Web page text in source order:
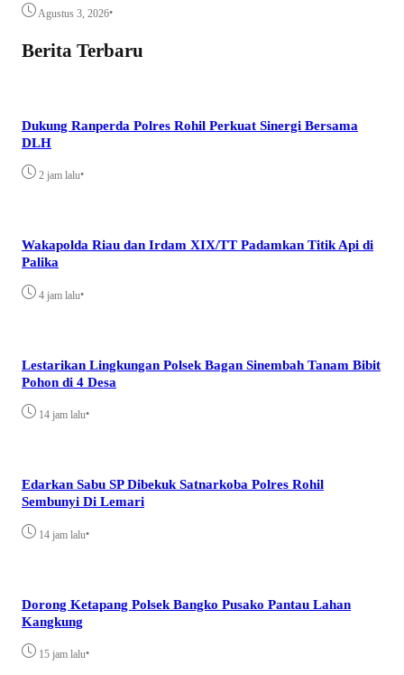
Agustus 3, 2026•
Berita Terbaru
Dukung Ranperda Polres Rohil Perkuat Sinergi Bersama
DLH
2 jam lalu•
Wakapolda Riau dan Irdam XIX/TT Padamkan Titik Api di
Palika
4 jam lalu•
Lestarikan Lingkungan Polsek Bagan Sinembah Tanam Bibit
Pohon di 4 Desa
14 jam lalu•
Edarkan Sabu SP Dibekuk Satnarkoba Polres Rohil
Sembunyi Di Lemari
14 jam lalu•
Dorong Ketapang Polsek Bangko Pusako Pantau Lahan
Kangkung
15 jam lalu•